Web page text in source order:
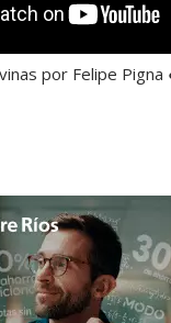
por Felipe Pigna